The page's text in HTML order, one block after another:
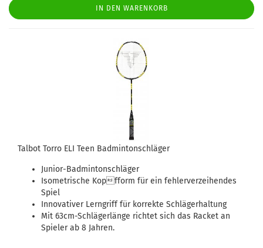
IN DEN WARENKORB
Talbot Torro ELI Teen Badmintonschläger
Junior-Badmintonschläger
Isometrische Kopfform für ein fehlerverzeihendes
Spiel
Innovativer Lerngriff für korrekte Schlägerhaltung
Mit 63cm-Schlägerlänge richtet sich das Racket an
Spieler ab 8 Jahren.